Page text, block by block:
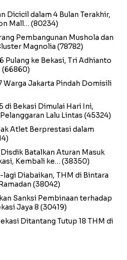
Dicicil dalam 4 Bulan Terakhir,
Mall… (80234)
Pembangunan Mushola dan
Magnolia (78782)
Pulang ke Bekasi, Tri Adhianto
(66860)
Warga Jakarta Pindah Domisili
di Bekasi Dimulai Hari Ini,
Lalu Lintas (45324)
Atlet Berprestasi dalam
Batalkan Aturan Masuk
Kembali ke… (38350)
Diabaikan, THM di Bintara
(38042)
Sanksi Pembinaan terhadap
Jaya 8 (30419)
Ditantang Tutup 18 THM di